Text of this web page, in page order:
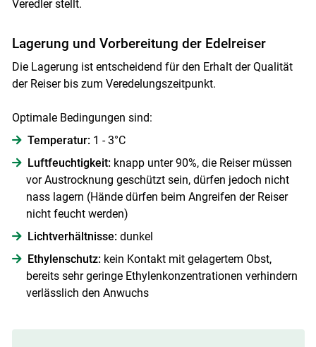
Veredler stellt.
Lagerung und Vorbereitung der Edelreiser
Die Lagerung ist entscheidend für den Erhalt der Qualität
der Reiser bis zum Veredelungszeitpunkt.
Optimale Bedingungen sind:
Temperatur:1 - 3°C
Luftfeuchtigkeit:knapp unter 90%, die Reiser müssen
vor Austrocknung geschützt sein, dürfen jedoch nicht
nass lagern (Hände dürfen beim Angreifen der Reiser
nicht feucht werden)
Lichtverhältnisse:dunkel
Ethylenschutz:kein Kontakt mit gelagertem Obst,
bereits sehr geringe Ethylenkonzentrationen verhindern
verlässlich den Anwuchs